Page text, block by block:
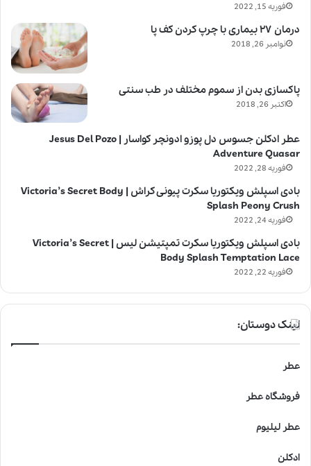
فوریه 15, 2022
درمان ۲۷ بیماری با چرپ کردن کف پا
نوامبر 26, 2018
پاکسازی بدن از سموم مختلف در طب سنتی
اکتبر 26, 2018
عطر ادکلن جسوس دل پوزو ادونچر کواسار | Jesus Del Pozo
Adventure Quasar
فوریه 28, 2022
بادی اسپلش ویکتوریا سکرت پیونی کراش | Victoria’s Secret Body
Splash Peony Crush
فوریه 24, 2022
بادی اسپلش ویکتوریا سکرت تمپتیشن لیس | Victoria’s Secret
Body Splash Temptation Lace
فوریه 22, 2022
لینک دوستان:
عطر
فروشگاه عطر
عطر لیلیوم
ادکلن